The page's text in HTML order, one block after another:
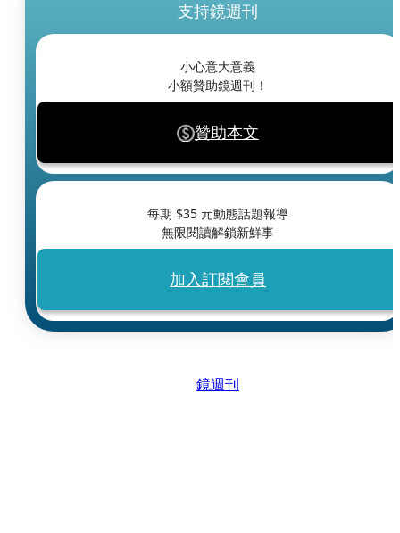
支持鏡週刊
小心意大意義
小額贊助鏡週刊！
贊助本文
每期 $35 元動態話題報導
無限閱讀解鎖新鮮事
加入訂閱會員
鏡週刊